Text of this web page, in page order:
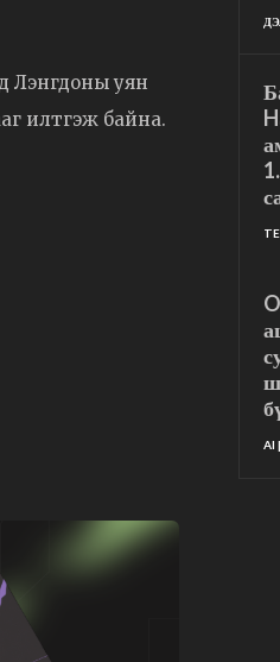
Лэнгдоны уян
илтгэж байна.